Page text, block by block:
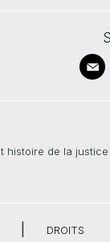
histoire de la justice
DROITS